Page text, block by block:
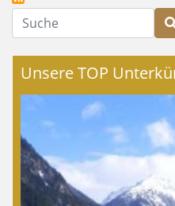
Suche
Unsere TOP